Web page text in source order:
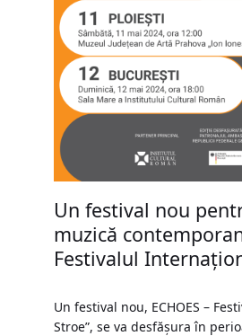
Un festival nou
muzică
Festivalul
Un festival nou, ECHOES –
Stroe”, se va desfășura în